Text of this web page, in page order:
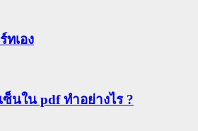
ทเอง
ซ็นใน pdf ทำอย่างไร ?